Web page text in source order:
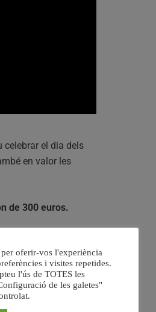
celebrar el dia dels
en valor les
de 300 euros.
el vessant
oferir-vos l'experiència
i visites repetides.
l'ús de TOTES les
de les galetes"